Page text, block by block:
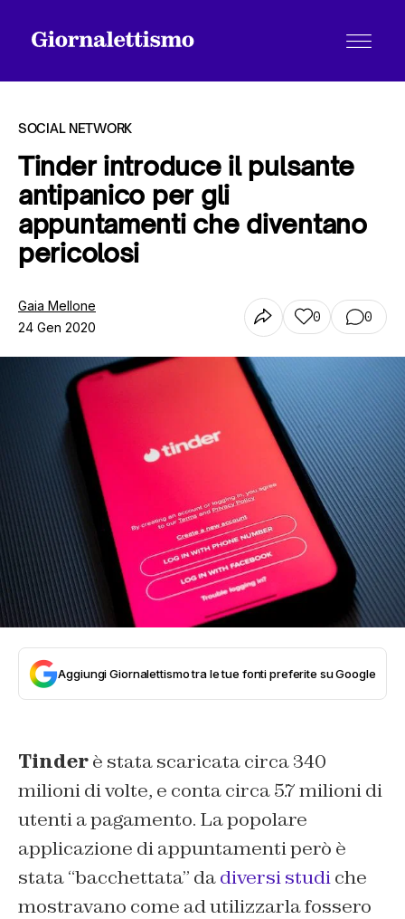
Tutti gli articoli
Chi siamo
SOCIAL NETWORK
Tinder introduce il pulsante
antipanico per gli
appuntamenti che diventano
pericolosi
Gaia Mellone
24 Gen 2020
0 0
Aggiungi Giornalettismo tra le tue fonti preferite su Google
Tinderè stata scaricata circa 340
milioni di volte, e conta circa 5.7 milioni di
utenti a pagamento. La popolare
applicazione di appuntamenti però è
stata “bacchettata” dadiversi studiche
mostravano come ad utilizzarla fossero